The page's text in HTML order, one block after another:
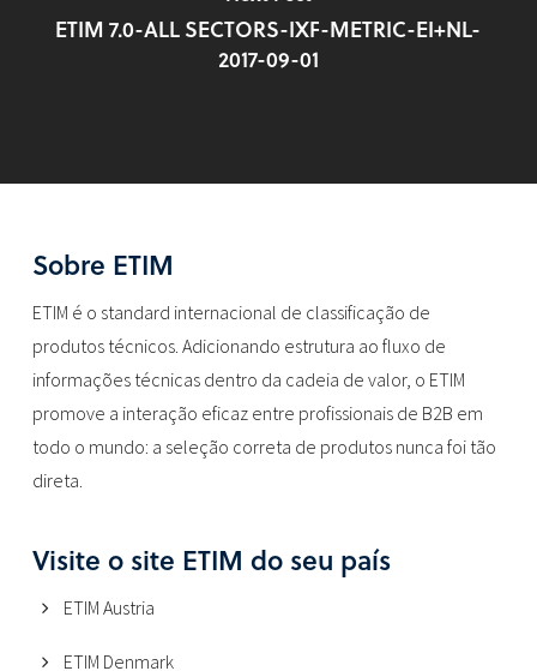
ETIM 7.0-ALL SECTORS-IXF-METRIC-EI+NL-
2017-09-01
Sobre ETIM
ETIM é o standard internacional de classificação de
produtos técnicos. Adicionando estrutura ao fluxo de
informações técnicas dentro da cadeia de valor, o ETIM
promove a interação eficaz entre profissionais de B2B em
todo o mundo: a seleção correta de produtos nunca foi tão
direta.
Visite o site ETIM do seu país
ETIM Austria
ETIM Denmark